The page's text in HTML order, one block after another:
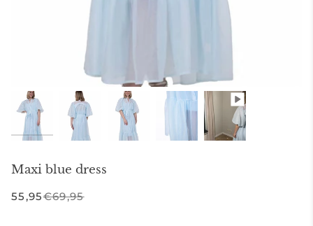
Maxi blue dress
55,95€69,95